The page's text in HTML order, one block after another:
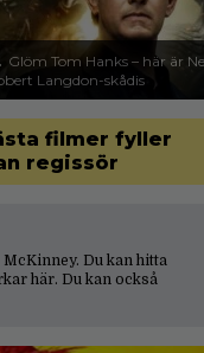
Glöm Tom Hanks – här är
Langdon-skådis
filmer fyller
regissör
Du kan hitta
här. Du kan också